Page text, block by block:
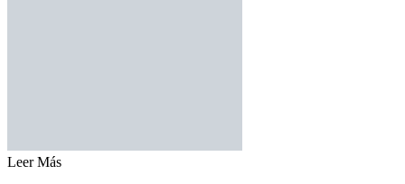
Leer Más